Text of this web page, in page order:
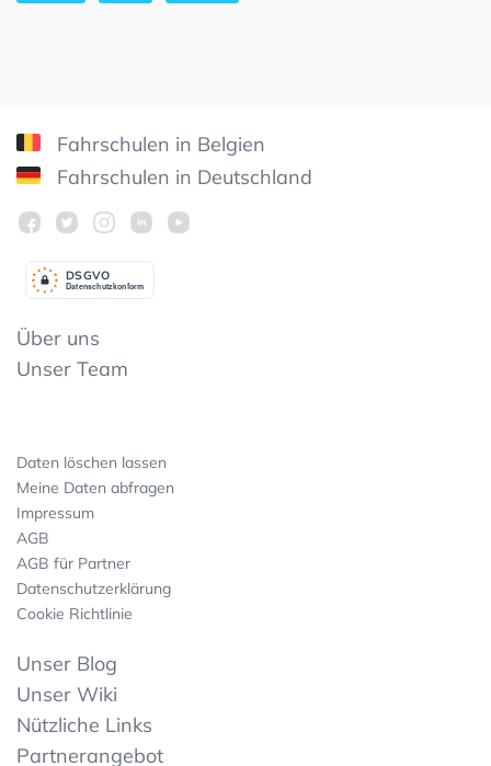
Fahrschulen in Belgien
Fahrschulen in Deutschland
Datenschutzkonform
DSGVO
Über uns
Unser Team
Daten löschen lassen
Meine Daten abfragen
Impressum
AGB
AGB für Partner
Datenschutzerklärung
Cookie Richtlinie
Unser Blog
Unser Wiki
Nützliche Links
Partnerangebot